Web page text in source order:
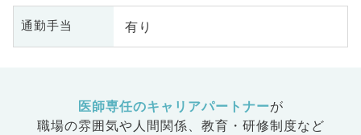
通勤手当 有り
医師専任のキャリアパートナーが
職場の雰囲気や人間関係、 教育・研修制度など